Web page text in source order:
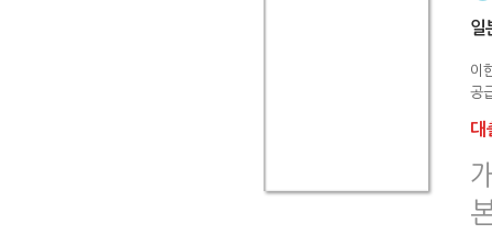
일
이
공
대